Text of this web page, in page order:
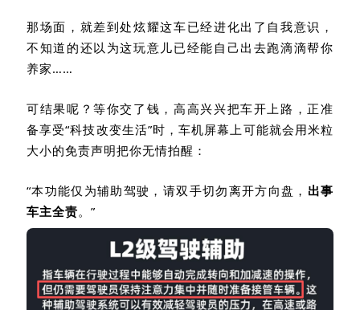
那场面，就差到处炫耀这车已经进化出了自我意识，
不知道的还以为这玩意儿已经能自己出去跑滴滴帮你
养家……
可结果呢？等你交了钱，高高兴兴把车开上路，正准
备享受“科技改变生活”时，车机屏幕上可能就会用米粒
大小的免责声明把你无情拍醒：
“本功能仅为辅助驾驶，请双手切勿离开方向盘， 出事
车主全责。 ”